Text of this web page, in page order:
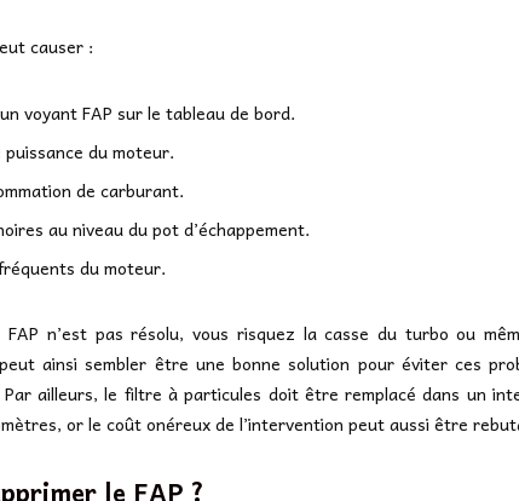
causer :
voyant FAP sur le tableau de bord.
du moteur.
de carburant.
au niveau du pot d’échappement.
du moteur.
FAP n’est pas résolu, vous risquez la casse du turbo ou
ainsi sembler être une bonne solution pour éviter ces
Par ailleurs, le filtre à particules doit être remplacé dans un
or le coût onéreux de l’intervention peut aussi être
le FAP ?